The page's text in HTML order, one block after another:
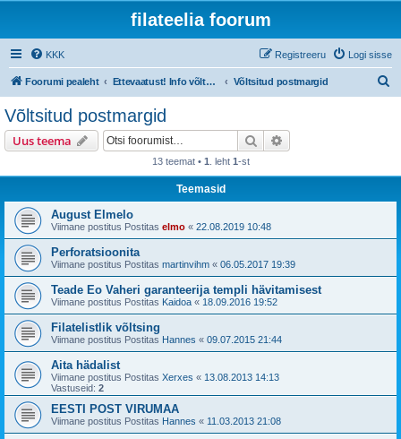
filateelia foorum
KKK Logi sisse
Registreeru
Foorumi pealeht Ettevaatust! Info võltsingute ja võltsimiskahtlusega materjali kohta Võltsitud postmargid
Võltsitud postmargid
Uus teema Otsi
13 teemat • 1 . leht 1-st
Teemasid
August Elmelo
Viimane postitus Postitas elmo « 22.08.2019 10:48
Perforatsioonita
Viimane postitus Postitas martinvihm « 06.05.2017 19:39
Teade Eo Vaheri garanteerija templi hävitamisest
Viimane postitus Postitas Kaidoa « 18.09.2016 19:52
Filatelistlik võltsing
Viimane postitus Postitas Hannes « 09.07.2015 21:44
Aita hädalist
Viimane postitus Postitas Xerxes « 13.08.2013 14:13
Vastuseid: 2
EESTI POST VIRUMAA
Viimane postitus Postitas Hannes « 11.03.2013 21:08